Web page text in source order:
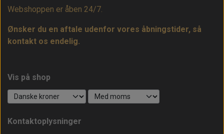
Webshoppen er åben 24/7.
Ønsker du en aftale udenfor vores åbningstider, så
kontakt os endelig.
Vis på shop
Kontaktoplysninger